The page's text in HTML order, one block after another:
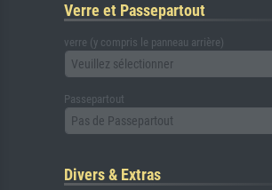
Verre et Passepartout
verre (y compris le panneau arrière)
Veuillez sélectionner
Passepartout
Pas de Passepartout
Divers & Extras